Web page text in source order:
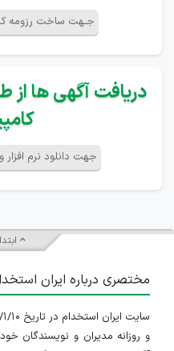
جـهت ساخت رزومه
دریافت آگهی ها از
جهت دانلود نرم افزار
مختصری درباره ایران
و روزانه مدیران و نویسندگان